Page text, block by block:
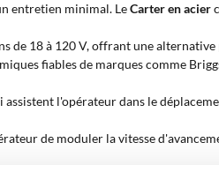
entretien minimal. LeCarter en acier
de 18 à 120 V, offrant une
fiables de marques comme
l'opérateur dans le
de moduler la vitesse